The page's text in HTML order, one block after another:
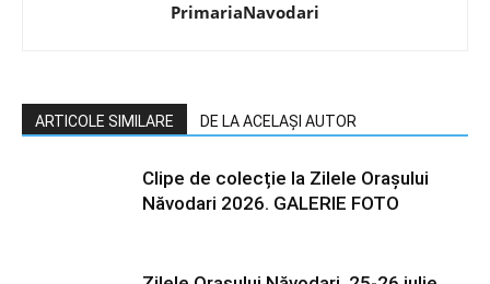
PrimariaNavodari
ARTICOLE SIMILARE DE LA ACELAȘI AUTOR
Clipe de colecție la Zilele Orașului
Năvodari 2026. GALERIE FOTO